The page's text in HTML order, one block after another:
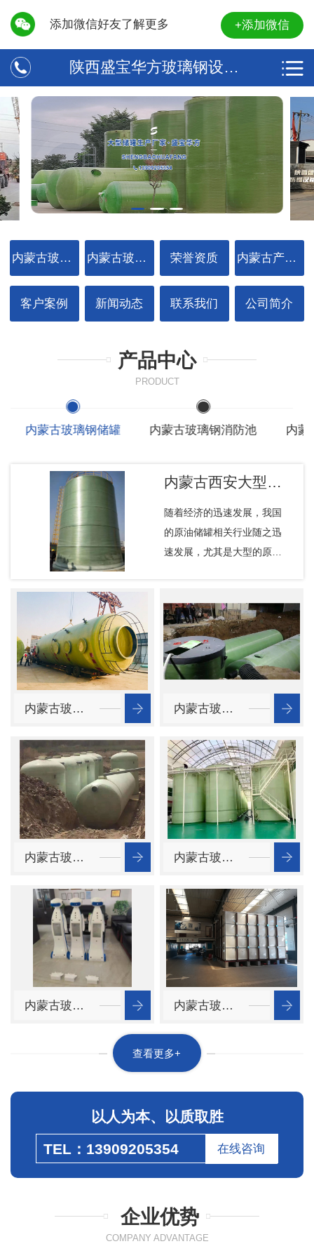
添加微信好友了解更多 +添加微信
陕西盛宝华方玻璃钢设备有限公司
内蒙古玻璃钢储罐 内蒙古玻璃钢塔器 荣誉资质 内蒙古产品中心
客户案例 新闻动态 联系我们 公司简介
产品中心
PRODUCT
内蒙古玻璃钢储罐 内蒙古玻璃钢消防池 内蒙
内蒙古西安大型储罐
随着经济的迅速发展，我国
的原油储罐相关行业随之迅
速发展，尤其是大型的原油
油储备的 ，控制储罐的腐蚀
重中之重。
内蒙古玻璃钢储罐 内蒙古玻璃钢消防水池
内蒙古玻璃钢化工罐_玻璃钢化工罐厂家_西安玻璃钢化工罐哪家好 内蒙古玻璃钢盐酸罐
内蒙古玻璃钢定制 内蒙古玻璃钢水箱厂家
查看更多+
以人为本、以质取胜
TEL：13909205354
在线咨询
企业优势
COMPANY ADVANTAGE